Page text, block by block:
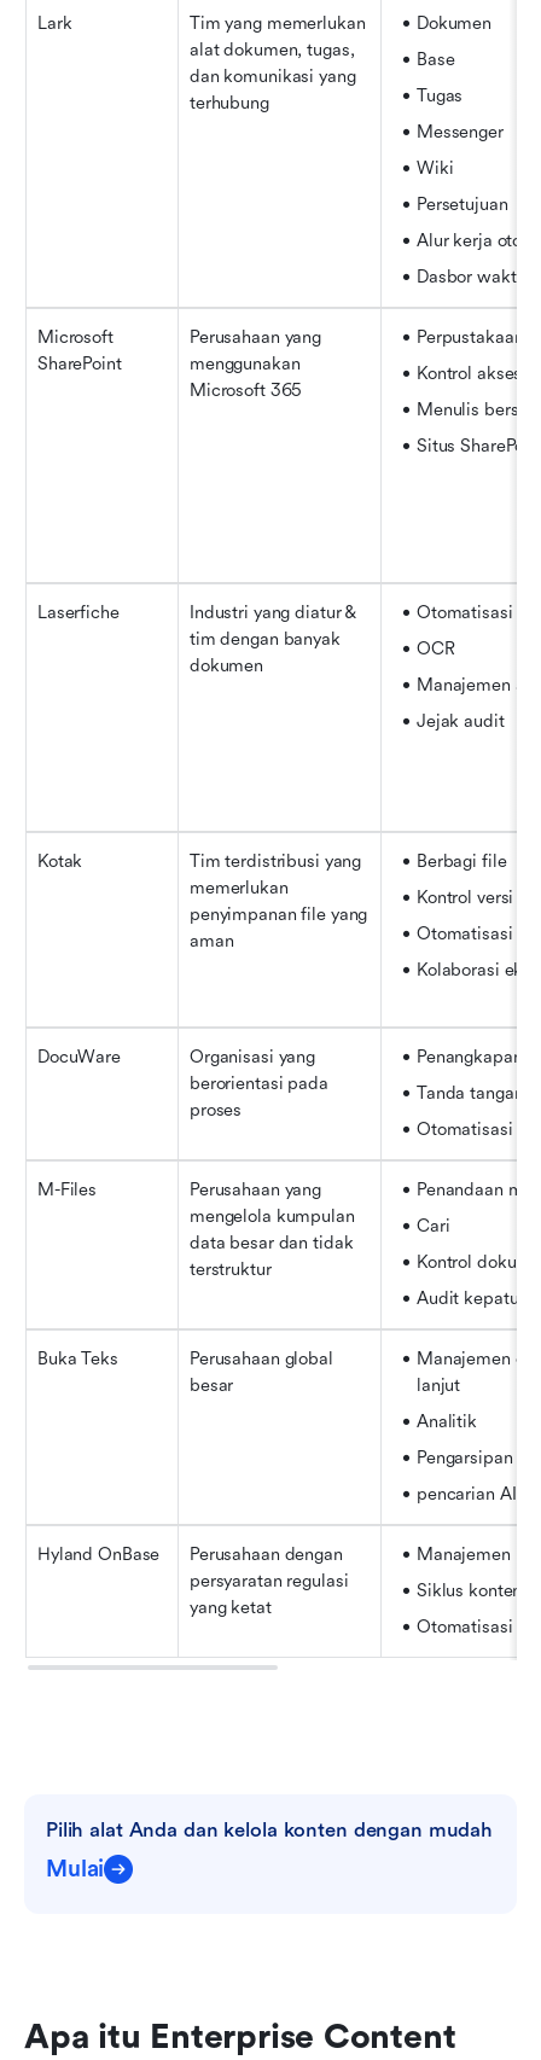
Lark
Tim yang memerlukan
alat dokumen, tugas,
dan komunikasi yang
terhubung
Dokumen
Base
Tugas
Messenger
Wiki
Persetujuan
Alur kerja
Dasbor waktu
Microsoft
SharePoint
Perusahaan yang
menggunakan
Microsoft 365
Perpustakaan
Kontrol akses
Menulis
Situs
Laserfiche
Industri yang diatur &
tim dengan banyak
dokumen
Otomatisasi
OCR
Manajemen
Jejak audit
Kotak
Tim terdistribusi yang
memerlukan
penyimpanan file yang
aman
Berbagi file
Kontrol versi
Otomatisasi
Kolaborasi
DocuWare
Organisasi yang
berorientasi pada
proses
Penangkapan
Tanda tangan
Otomatisasi
M-Files
Perusahaan yang
mengelola kumpulan
data besar dan tidak
terstruktur
Penandaan
Cari
Kontrol
Audit
Buka Teks
Perusahaan global
besar
Manajemen
lanjut
Analitik
Pengarsipan
pencarian AI
Hyland OnBase
Perusahaan dengan
persyaratan regulasi
yang ketat
Manajemen
Siklus konten
Otomatisasi
Pilih alat Anda dan kelola konten dengan mudah
Mulai
Apa itu Enterprise Content